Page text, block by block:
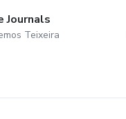
Journals
Teixeira